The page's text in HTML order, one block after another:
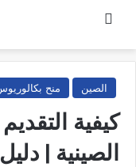
الصين منح
كيفية
الصينية |